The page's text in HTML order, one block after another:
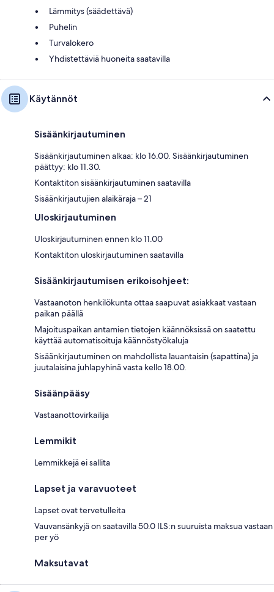
Lämmitys (säädettävä)
Puhelin
Turvalokero
Yhdistettäviä huoneita saatavilla
Käytännöt
Sisäänkirjautuminen
Sisäänkirjautuminen alkaa: klo 16.00. Sisäänkirjautuminen
päättyy: klo 11.30.
Kontaktiton sisäänkirjautuminen saatavilla
Sisäänkirjautujien alaikäraja – 21
Uloskirjautuminen
Uloskirjautuminen ennen klo 11.00
Kontaktiton uloskirjautuminen saatavilla
Sisäänkirjautumisen erikoisohjeet:
Vastaanoton henkilökunta ottaa saapuvat asiakkaat vastaan
paikan päällä
Majoituspaikan antamien tietojen käännöksissä on saatettu
käyttää automatisoituja käännöstyökaluja
Sisäänkirjautuminen on mahdollista lauantaisin (sapattina) ja
juutalaisina juhlapyhinä vasta kello 18.00.
Sisäänpääsy
Vastaanottovirkailija
Lemmikit
Lemmikkejä ei sallita
Lapset ja varavuoteet
Lapset ovat tervetulleita
Vauvansänkyjä on saatavilla 50.0 ILS:n suuruista maksua vastaan
per yö
Maksutavat